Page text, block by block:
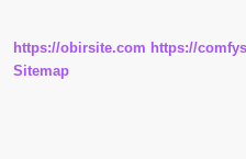
https://obirsite.com https://
Sitemap